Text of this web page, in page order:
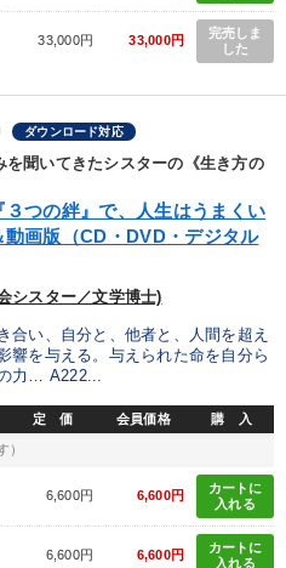
33,000円 33,000円
完売しま
した
ダウンロード対応
を聞いてきたシスターの《生き方の
３つの絆』で、人生はうまくい
動画版（CD・DVD・デジタル
シスター／文学博士)
合い、自分と、他者と、人間を超え
響を与える。与えられた命を自分ら
力… A222...
定 価 会員価格 購 入
）
6,600円 6,600円
カートに
入れる
6,600円 6,600円
カートに
入れる